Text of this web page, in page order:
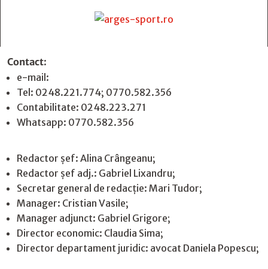
Contact:
e-mail:
Tel: 0248.221.774; 0770.582.356
Contabilitate: 0248.223.271
Whatsapp: 0770.582.356
Redactor șef: Alina Crângeanu;
Redactor șef adj.: Gabriel Lixandru;
Secretar general de redacție: Mari Tudor;
Manager: Cristian Vasile;
Manager adjunct: Gabriel Grigore;
Director economic: Claudia Sima;
Director departament juridic: avocat Daniela Popescu;